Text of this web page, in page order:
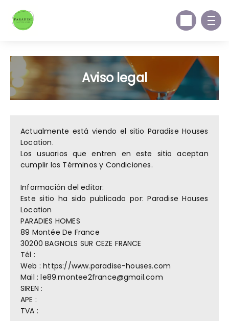
Aviso legal
Actualmente está viendo el sitio Paradise Houses
Location.
Los usuarios que entren en este sitio aceptan
cumplir los Términos y Condiciones.
Información del editor:
Este sitio ha sido publicado por: Paradise Houses
Location
PARADIES HOMES
89 Montée De France
30200 BAGNOLS SUR CEZE FRANCE
Tél :
Web : https://www.paradise-houses.com
Mail : le89.montee2france@gmail.com
SIREN :
APE :
TVA :